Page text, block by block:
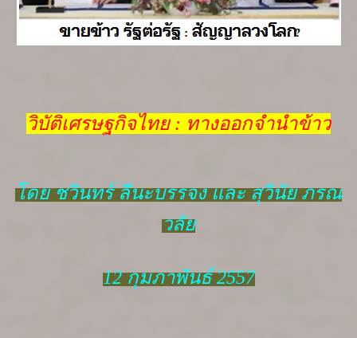
วิบัติเศรษฐกิจไทย : ทางออกจำนำข้าว
โดย ชวินทร์ ลีนะบรรจง และ สุวินัย ภรณ
วลัย
12 กุมภาพันธ์ 2557